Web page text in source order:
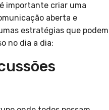
importante criar uma
aberta e
estratégias que podem
no dia a dia: